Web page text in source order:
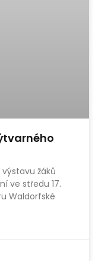
žáků
ve středu 17.
Waldorfské